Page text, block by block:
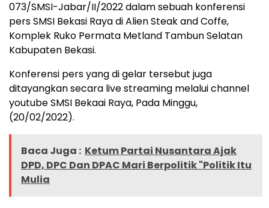
073/SMSI-Jabar/II/2022 dalam sebuah konferensi
pers SMSI Bekasi Raya di Alien Steak and Coffe,
Komplek Ruko Permata Metland Tambun Selatan
Kabupaten Bekasi.
Konferensi pers yang di gelar tersebut juga
ditayangkan secara live streaming melalui channel
youtube SMSI Bekaai Raya, Pada Minggu,
(20/02/2022).
Baca Juga : Ketum Partai Nusantara Ajak
DPD, DPC Dan DPAC Mari Berpolitik "Politik Itu
Mulia